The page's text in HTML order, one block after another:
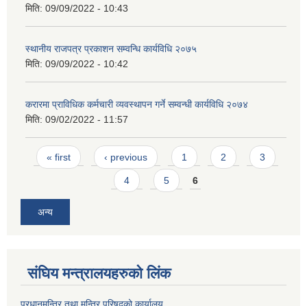
मिति: 09/09/2022 - 10:43
स्थानीय राजपत्र प्रकाशन सम्वन्धि कार्यविधि २०७५
मिति: 09/09/2022 - 10:42
करारमा प्राविधिक कर्मचारी व्यवस्थापन गर्ने सम्वन्धी कार्यविधि २०७४
मिति: 09/02/2022 - 11:57
Pages
« first ‹ previous 1 2 3
4 5 6
अन्य
संघिय मन्त्र‍ालयहरुको लिंक